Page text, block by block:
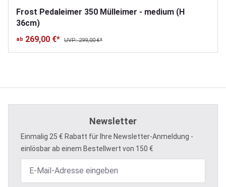
Frost Pedaleimer 350 Mülleimer - medium (H
36cm)
ab 269,00 €* UVP: 299,00 €*
Newsletter
Einmalig 25 € Rabatt für Ihre Newsletter-Anmeldung -
einlösbar ab einem Bestellwert von 150 €